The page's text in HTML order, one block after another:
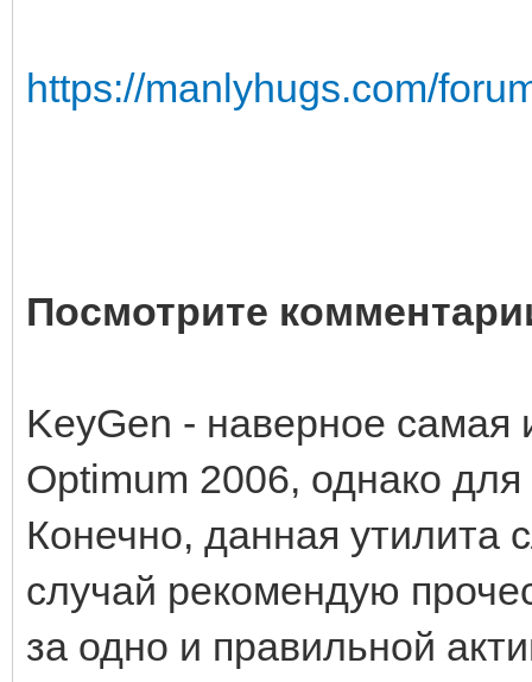
https://manlyhugs.com/
Посмотрите
KeyGen - наверное самая
Optimum 2006, однако
Конечно, данная утилита
случай рекомендую
за одно и правильной